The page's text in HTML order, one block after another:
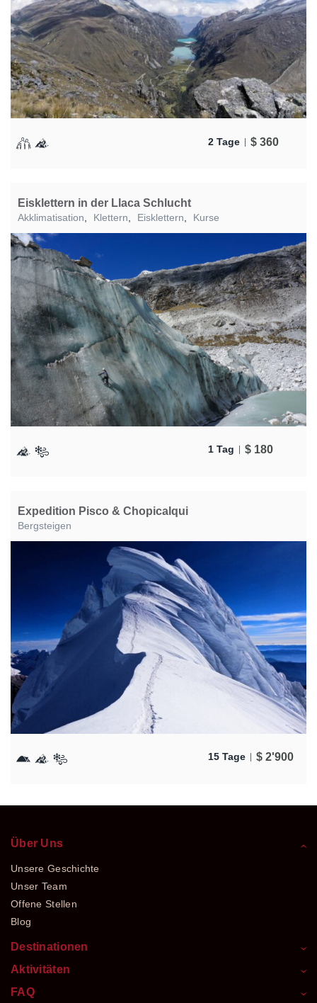
2 Tage $ 360
Eisklettern in der Llaca Schlucht
Akklimatisation, Klettern, Eisklettern, Kurse
1 Tag $ 180
Expedition Pisco & Chopicalqui
Bergsteigen
15 Tage $ 2'900
Über Uns
Unsere Geschichte
Unser Team
Offene Stellen
Blog
Destinationen
Aktivitäten
FAQ